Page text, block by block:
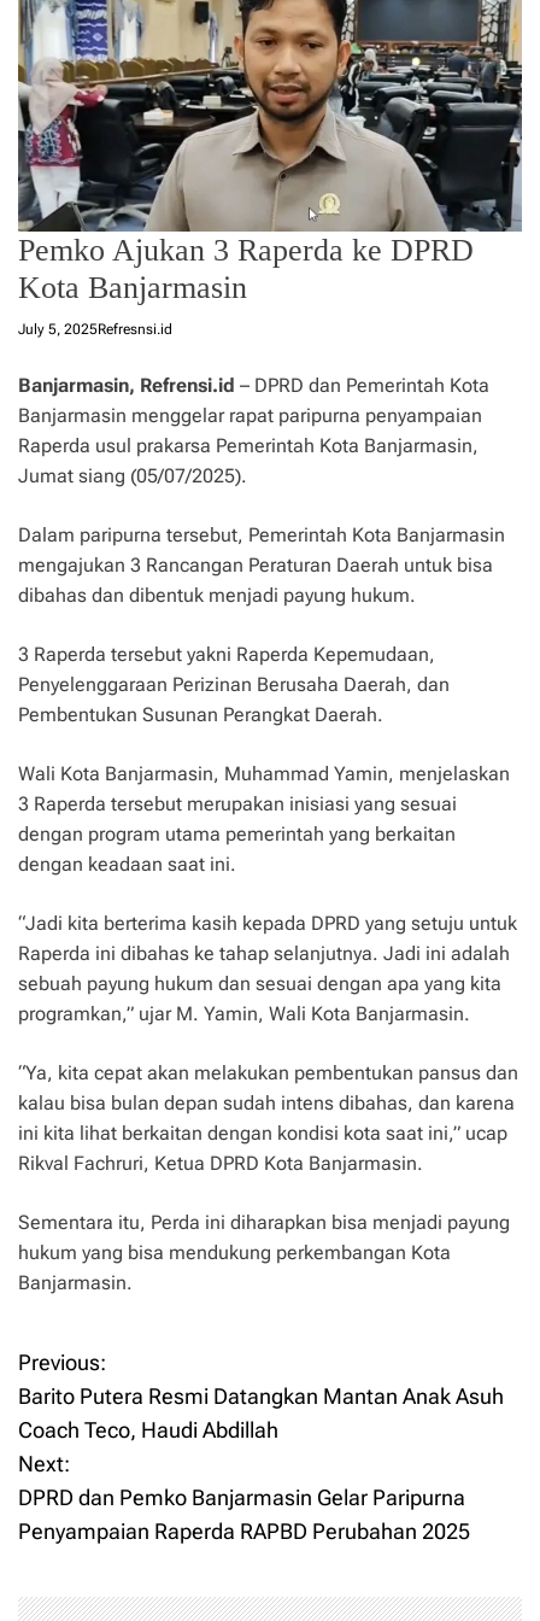
Pemko Ajukan 3 Raperda ke DPRD
Kota Banjarmasin
July 5, 2025Refresnsi.id
Banjarmasin, Refrensi.id – DPRD dan Pemerintah Kota
Banjarmasin menggelar rapat paripurna penyampaian
Raperda usul prakarsa Pemerintah Kota Banjarmasin,
Jumat siang (05/07/2025).
Dalam paripurna tersebut, Pemerintah Kota Banjarmasin
mengajukan 3 Rancangan Peraturan Daerah untuk bisa
dibahas dan dibentuk menjadi payung hukum.
3 Raperda tersebut yakni Raperda Kepemudaan,
Penyelenggaraan Perizinan Berusaha Daerah, dan
Pembentukan Susunan Perangkat Daerah.
Wali Kota Banjarmasin, Muhammad Yamin, menjelaskan
3 Raperda tersebut merupakan inisiasi yang sesuai
dengan program utama pemerintah yang berkaitan
dengan keadaan saat ini.
“Jadi kita berterima kasih kepada DPRD yang setuju untuk
Raperda ini dibahas ke tahap selanjutnya. Jadi ini adalah
sebuah payung hukum dan sesuai dengan apa yang kita
programkan,” ujar M. Yamin, Wali Kota Banjarmasin.
“Ya, kita cepat akan melakukan pembentukan pansus dan
kalau bisa bulan depan sudah intens dibahas, dan karena
ini kita lihat berkaitan dengan kondisi kota saat ini,” ucap
Rikval Fachruri, Ketua DPRD Kota Banjarmasin.
Sementara itu, Perda ini diharapkan bisa menjadi payung
hukum yang bisa mendukung perkembangan Kota
Banjarmasin.
P
o
s
t
Previous:
Barito Putera Resmi Datangkan Mantan Anak Asuh
Coach Teco, Haudi Abdillah
Next:
DPRD dan Pemko Banjarmasin Gelar Paripurna
Penyampaian Raperda RAPBD Perubahan 2025